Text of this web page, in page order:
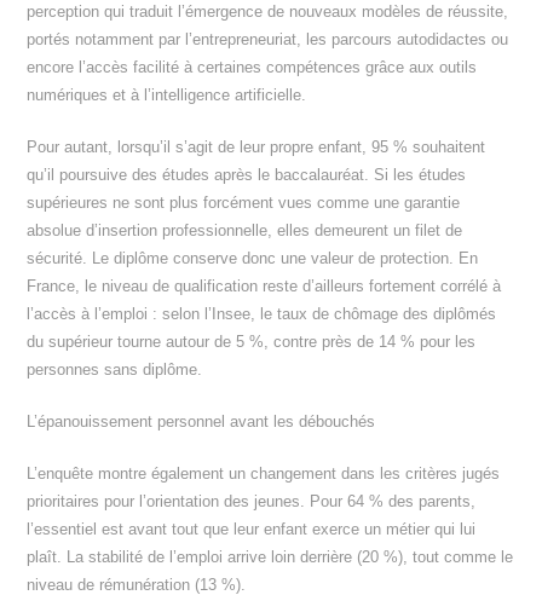
perception qui traduit l’émergence de nouveaux modèles de réussite,
portés notamment par l’entrepreneuriat, les parcours autodidactes ou
encore l’accès facilité à certaines compétences grâce aux outils
numériques et à l’intelligence artificielle.
Pour autant, lorsqu’il s’agit de leur propre enfant, 95 % souhaitent
qu’il poursuive des études après le baccalauréat. Si les études
supérieures ne sont plus forcément vues comme une garantie
absolue d’insertion professionnelle, elles demeurent un filet de
sécurité. Le diplôme conserve donc une valeur de protection. En
France, le niveau de qualification reste d’ailleurs fortement corrélé à
l’accès à l’emploi : selon l’Insee, le taux de chômage des diplômés
du supérieur tourne autour de 5 %, contre près de 14 % pour les
personnes sans diplôme.
L’épanouissement personnel avant les débouchés
L’enquête montre également un changement dans les critères jugés
prioritaires pour l’orientation des jeunes. Pour 64 % des parents,
l’essentiel est avant tout que leur enfant exerce un métier qui lui
plaît. La stabilité de l’emploi arrive loin derrière (20 %), tout comme le
niveau de rémunération (13 %).